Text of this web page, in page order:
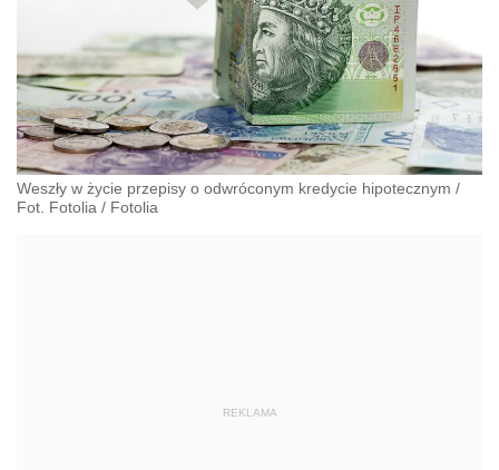
Weszły w życie przepisy o odwróconym kredycie hipotecznym /
Fot. Fotolia / Fotolia